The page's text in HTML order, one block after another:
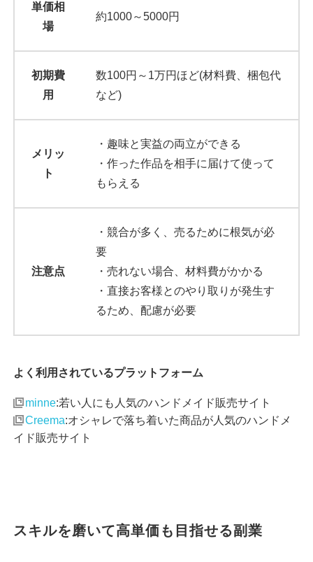
単価相
場
約1000～5000円
初期費
用
数100円～1万円ほど(材料費、梱包代
など)
メリッ
ト
・趣味と実益の両立ができる
・作った作品を相手に届けて使って
もらえる
注意点
・競合が多く、売るために根気が必
要
・売れない場合、材料費がかかる
・直接お客様とのやり取りが発生す
るため、配慮が必要
よく利用されているプラットフォーム
minne:若い人にも人気のハンドメイド販売サイト
Creema:オシャレで落ち着いた商品が人気のハンドメ
イド販売サイト
スキルを磨いて高単価も目指せる副業